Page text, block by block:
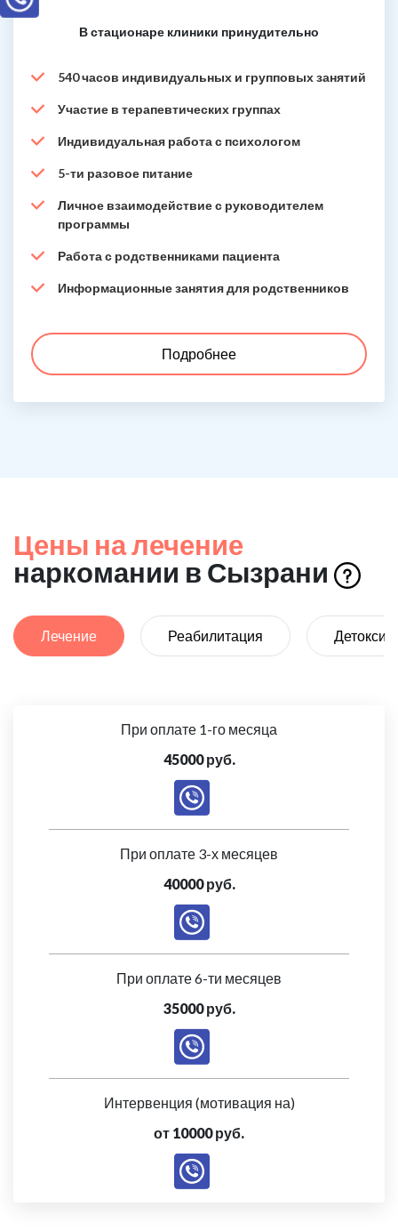
В стационаре клиники принудительно
540 часов индивидуальных и групповых занятий
Участие в терапевтических группах
Индивидуальная работа с психологом
5-ти разовое питание
Личное взаимодействие с руководителем
программы
Работа с родственниками пациента
Информационные занятия для родственников
Подробнее
Цены на лечение
наркомании в Сызрани
Лечение Реабилитация
При оплате 1-го месяца
45000 руб.
При оплате 3-х месяцев
40000 руб.
При оплате 6-ти месяцев
35000 руб.
Интервенция (мотивация на)
от 10000 руб.